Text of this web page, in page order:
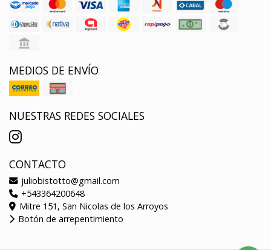
MEDIOS DE ENVÍO
NUESTRAS REDES SOCIALES
CONTACTO
juliobistotto@gmail.com
+543364200648
Mitre 151, San Nicolas de los Arroyos
Botón de arrepentimiento